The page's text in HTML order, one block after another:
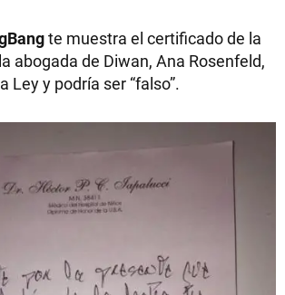
te muestra el certificado de la
abogada de Diwan, Ana Rosenfeld,
Ley y podría ser “falso”.